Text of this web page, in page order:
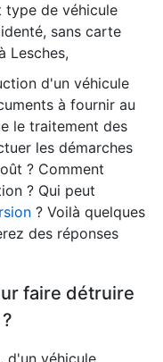
type de véhicule
sans carte
Lesches,
d'un véhicule
à fournir au
le traitement des
les démarches
? Comment
? Qui peut
? Voilà quelques
des réponses
faire détruire